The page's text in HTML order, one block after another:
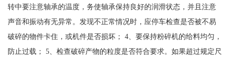
转中要注意轴承的温度，务使轴承保持良好的润滑状态，并且注意
声音和振动有无异常。发现不正常情况时，应停车检查是否被不易
破碎的物件卡住，或机件是否损坏； 4、要保持粉碎机的给料均匀，
防止过载； 5、检查破碎产物的粒度是否符合要求。如果超过规定尺